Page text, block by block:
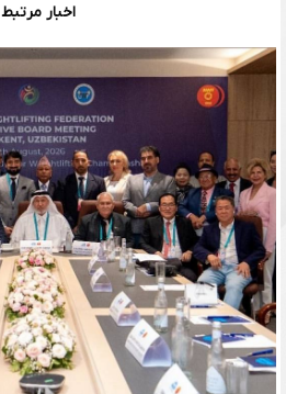
اخبار مرتبط